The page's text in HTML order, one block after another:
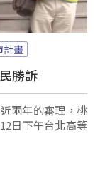
計畫
勝訴
兩年的審理，桃
日下午台北高等